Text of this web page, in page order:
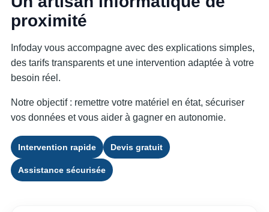
proximité
Infoday vous accompagne avec des explications simples,
des tarifs transparents et une intervention adaptée à votre
besoin réel.
Notre objectif : remettre votre matériel en état, sécuriser
vos données et vous aider à gagner en autonomie.
Intervention rapide Devis gratuit
Assistance sécurisée